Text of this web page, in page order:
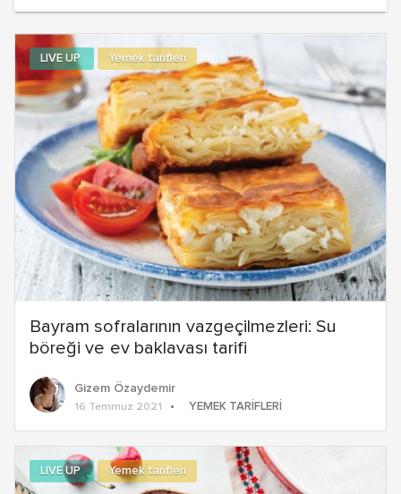
Bayram sofralarının vazgeçilmezleri: Su
böreği ve ev baklavası tarifi
LIVE UP Yemek tarifleri
Gizem Özaydemir
16 Temmuz 2021 YEMEK TARIFLERI
LIVE UP Yemek tarifleri